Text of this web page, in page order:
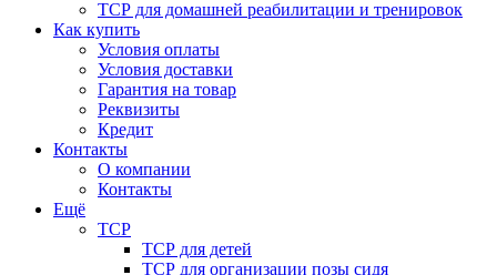
ТСР для домашней реабилитации и тренировок
Как купить
Условия оплаты
Условия доставки
Гарантия на товар
Реквизиты
Кредит
Контакты
О компании
Контакты
Ещё
ТСР
ТСР для детей
ТСР для организации позы сидя